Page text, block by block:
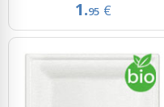
1.95 €